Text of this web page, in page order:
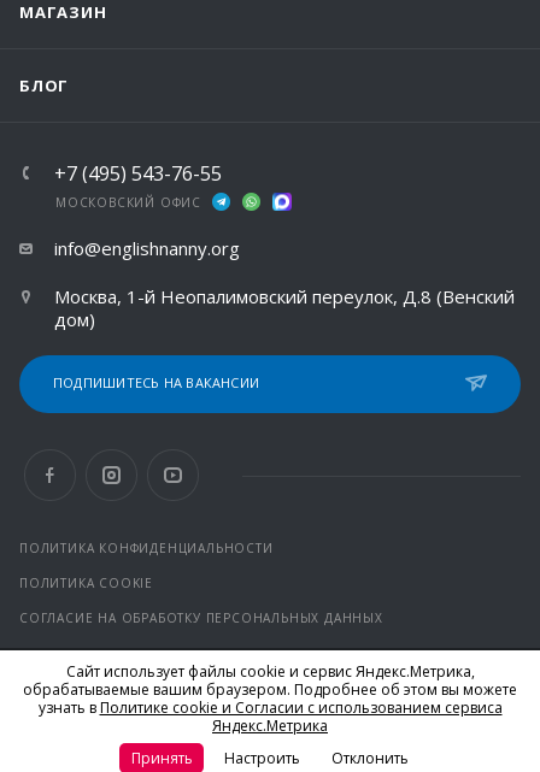
МАГАЗИН
БЛОГ
+7 (495) 543-76-55
МОСКОВСКИЙ ОФИС
info@englishnanny.org
Москва, 1-й Неопалимовский переулок, Д.8 (Венский
дом)
ПОДПИШИТЕСЬ НА ВАКАНСИИ
ПОЛИТИКА КОНФИДЕНЦИАЛЬНОСТИ
ПОЛИТИКА COOKIE
СОГЛАСИЕ НА ОБРАБОТКУ ПЕРСОНАЛЬНЫХ ДАННЫХ
© 2026 Все права защищены.
*Facebook и Instagram от компании Meta признаны
экстремистскими организациями и запрещены на территории
Сайт использует файлы cookie и сервис Яндекс.Метрика,
обрабатываемые вашим браузером. Подробнее об этом вы можете
узнать вПолитике cookie и Согласии с использованием сервиса
Яндекс.Метрика
Принять
Настроить Отклонить